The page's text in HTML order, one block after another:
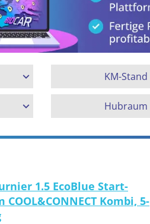
KM-Stand
Hubraum
1.5 EcoBlue Start-
COOL&CONNECT Kombi, 5-